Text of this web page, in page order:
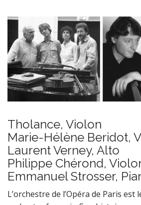
Tholance, Violon
Marie-Hélène Beridot,
Laurent Verney, Alto
Philippe Chérond,
Emmanuel Strosser,
L’orchestre de l’Opéra de Paris est